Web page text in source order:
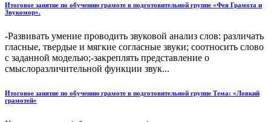
Итоговое занятие по обучению грамоте в подготовительной группе «Фея Грамота и
Звукомор».
-Развивать умение проводить звуковой анализ слов: различать
гласные, твердые и мягкие согласные звуки; соотносить слово
с заданной моделью;-закреплять представление о
смыслоразличительной функции звук...
Итоговое занятие по обучению грамоте в подготовительной группе Тема: «Ловкий
грамотей»